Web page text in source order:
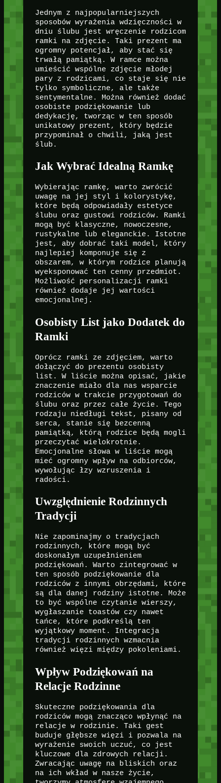
Jednym z najpopularniejszych
sposobów wyrażenia wdzięczności w
dniu ślubu jest wręczenie rodzicom
ramki na zdjęcie. Taki prezent ma
ogromny potencjał, aby stać się
trwałą pamiątką. W ramce można
umieścić wspólne zdjęcie młodej
pary z rodzicami, co staje się nie
tylko symboliczne, ale także
sentymentalne. Można również dodać
osobiste podziękowanie lub
dedykację, tworząc w ten sposób
unikatowy prezent, który będzie
przypominał o chwili, jaką jest
ślub.
Jak Wybrać Idealną Ramkę
Wybierając ramkę, warto zwrócić
uwagę na jej styl i kolorystykę,
które będą odpowiadały estetyce
ślubu oraz gustowi rodziców. Ramki
mogą być klasyczne, nowoczesne,
rustykalne lub eleganckie. Istotne
jest, aby dobrać taki model, który
najlepiej komponuje się z
obszarem, w którym rodzice planują
wyeksponować ten cenny przedmiot.
Możliwość personalizacji ramki
również dodaje jej wartości
emocjonalnej.
Osobisty List jako Dodatek do
Ramki
Oprócz ramki ze zdjęciem, warto
dołączyć do prezentu osobisty
list. W liście można opisać, jakie
znaczenie miało dla nas wsparcie
rodziców w trakcie przygotowań do
ślubu oraz przez całe życie. Tego
rodzaju niedługi tekst, pisany od
serca, stanie się bezcenną
pamiątką, którą rodzice będą mogli
przeczytać wielokrotnie.
Emocjonalne słowa w liście mogą
mieć ogromny wpływ na odbiorców,
wywołując łzy wzruszenia i
radości.
Uwzględnienie Rodzinnych
Tradycji
Nie zapominajmy o tradycjach
rodzinnych, które mogą być
doskonałym uzupełnieniem
podziękowań. Warto zintegrować w
ten sposób podziękowanie dla
rodziców z innymi obrzędami, które
są dla danej rodziny istotne. Może
to być wspólne czytanie wierszy,
wygłaszanie toastów czy nawet
tańce, które podkreślą ten
wyjątkowy moment. Integracja
tradycji rodzinnych wzmacnia
również więzi między pokoleniami.
Wpływ Podziękowań na
Relacje Rodzinne
Skuteczne podziękowania dla
rodziców mogą znacząco wpłynąć na
relacje w rodzinie. Taki gest
buduje głębsze więzi i pozwala na
wyrażenie swoich uczuć, co jest
kluczowe dla zdrowych relacji.
Zwracając uwagę na bliskich oraz
na ich wkład w nasze życie,